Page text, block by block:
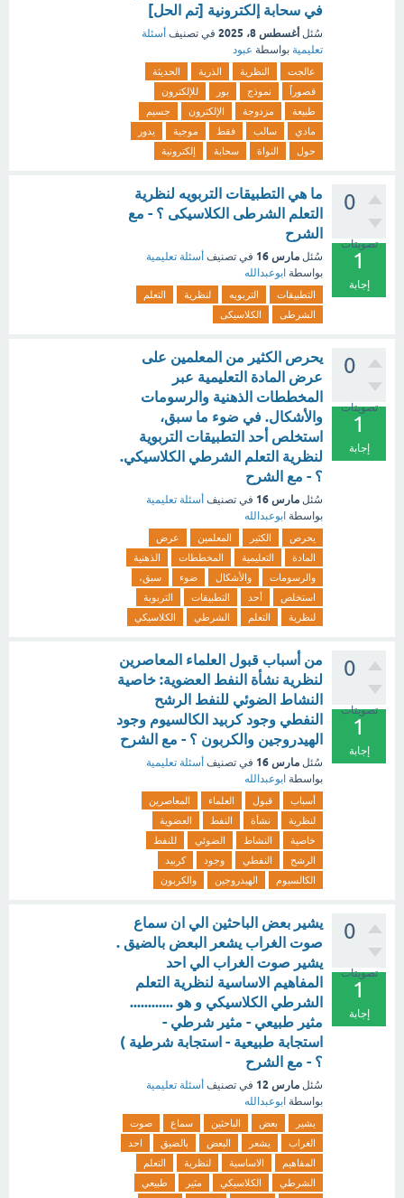
في سحابة إلكترونية [تم الحل]
سُئل أغسطس 8، 2025 في تصنيف أسئلة
تعليمية بواسطة عبود
عالجت النظرية الذرية
الحديثة
قصوراً
نموذج بور
للإلكترون
طبيعة
مزدوجة الإلكترون
جسيم
مادي
سالب فقط موجية
يدور
حول
النواة سحابة إلكترونية
0
تصويتات
1
إجابة
ما هي التطبيقات التربويه لنظرية
التعلم الشرطى الكلاسيكى ؟ - مع
الشرح
سُئل مارس 16 في تصنيف أسئلة تعليمية
بواسطة ابوعبدالله
التطبيقات التربويه لنظرية
التعلم
الشرطى
الكلاسيكى
0
تصويتات
1
إجابة
يحرص الكثير من المعلمين على
عرض المادة التعليمية عبر
المخططات الذهنية والرسومات
والأشكال. في ضوء ما سبق،
استخلص أحد التطبيقات التربوية
لنظرية التعلم الشرطي الكلاسيكي.
؟ - مع الشرح
سُئل مارس 16 في تصنيف أسئلة تعليمية
بواسطة ابوعبدالله
يحرص الكثير المعلمين
عرض
المادة
التعليمية المخططات
الذهنية
والرسومات
والأشكال ضوء
سبق،
استخلص
أحد التطبيقات
التربوية
لنظرية
التعلم الشرطي الكلاسيكي
0
تصويتات
1
إجابة
من أسباب قبول العلماء المعاصرين
لنظرية نشأة النفط العضوية: خاصية
النشاط الضوئي للنفط الرشح
النفطي وجود كربيد الكالسيوم وجود
الهيدروجين والكربون ؟ - مع الشرح
سُئل مارس 16 في تصنيف أسئلة تعليمية
بواسطة ابوعبدالله
أسباب قبول العلماء
المعاصرين
لنظرية
نشأة النفط
العضوية
خاصية
النشاط الضوئي
للنفط
الرشح
النفطي وجود
كربيد
الكالسيوم
الهيدروجين والكربون
0
تصويتات
1
إجابة
يشير بعض الباحثين الي ان سماع
صوت الغراب يشعر البعض بالضيق .
يشير صوت الغراب الي احد
المفاهيم الاساسية لنظرية التعلم
الشرطي الكلاسيكي و هو ............
مثير طبيعي - مثير شرطي -
استجابة طبيعية - استجابة شرطية )
؟ - مع الشرح
سُئل مارس 12 في تصنيف أسئلة تعليمية
بواسطة ابوعبدالله
يشير بعض الباحثين سماع
صوت
الغراب
يشعر البعض بالضيق
احد
المفاهيم
الاساسية لنظرية
التعلم
الشرطي
الكلاسيكي مثير
طبيعي